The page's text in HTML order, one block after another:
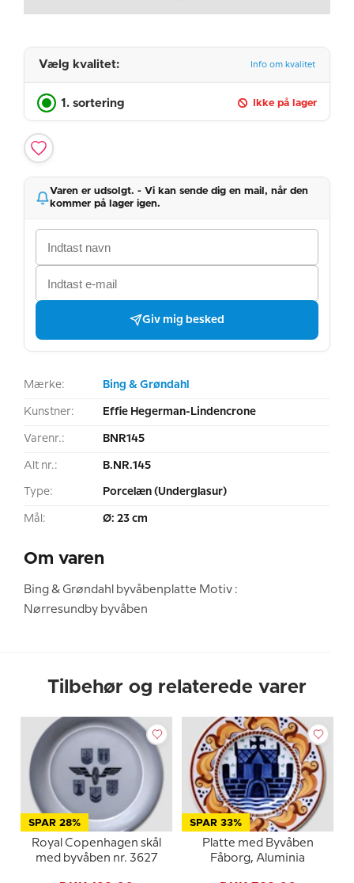
Vælg kvalitet: Info om kvalitet
1. sortering Ikke på lager
Varen er udsolgt. - Vi kan sende dig en mail, når den
kommer på lager igen.
Giv mig besked
Mærke: Bing & Grøndahl
Kunstner: Effie Hegerman-Lindencrone
Varenr.: BNR145
Alt nr.: B.NR.145
Type: Porcelæn (Underglasur)
Mål: Ø: 23 cm
Om varen
Bing & Grøndahl byvåbenplatte Motiv :
Nørresundby byvåben
Tilbehør og relaterede varer
SPAR 28%
Royal Copenhagen skål
med byvåben nr. 3627
SPAR 33%
Platte med Byvåben
Fåborg, Aluminia